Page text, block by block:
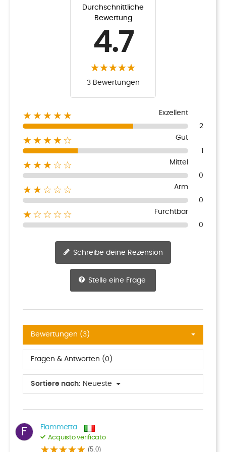
Durchschnittliche
Bewertung
4.7
3 Bewertungen
★★★★★
Exzellent
2
★★★★☆
Gut
★★★☆☆
Mittel
0
★★☆☆☆
Arm
0
★☆☆☆☆
Furchtbar
0
Schreibe deine Rezension
Stelle eine Frage
Bewertungen (3)
Fragen & Antworten (0)
Sortiere nach: Neueste
F Fiammetta
Acquisto verificato
(5.0)